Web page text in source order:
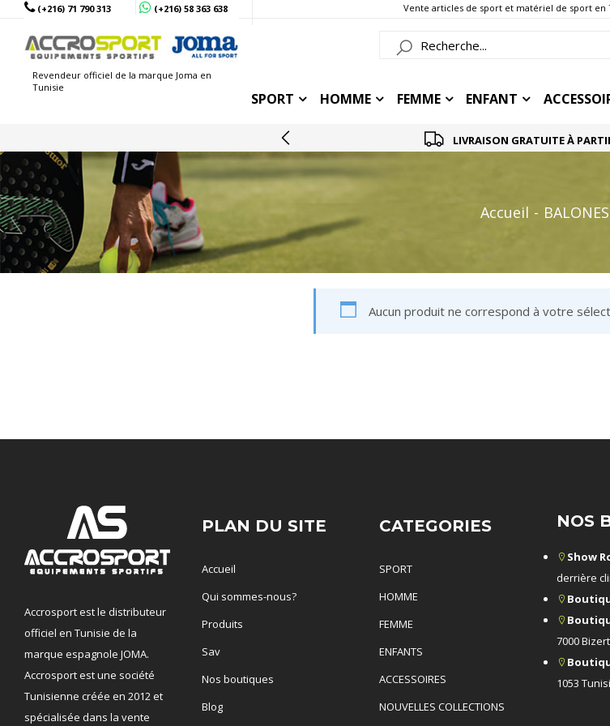
(+216) 71 790 313 (+216) 58 363 638 Vente articles de sport et matériel de sport en
Revendeur officiel de la marque Joma en
Tunisie
SPORT HOMME FEMME ENFANT
LIVRAISON GRATUITE À
Accueil BALONES
Aucun produit ne correspond à votre
Accrosport est le distributeur
officiel en Tunisie de la
marque espagnole JOMA.
Accrosport est une société
Tunisienne créée en 2012 et
spécialisée dans la vente
PLAN DU SITE
Accueil
Qui sommes-nous?
Produits
Sav
Nos boutiques
Blog
CATEGORIES
SPORT
HOMME
FEMME
ENFANTS
ACCESSOIRES
NOUVELLES COLLECTIONS
NOS
Show
derrière
7000
1053